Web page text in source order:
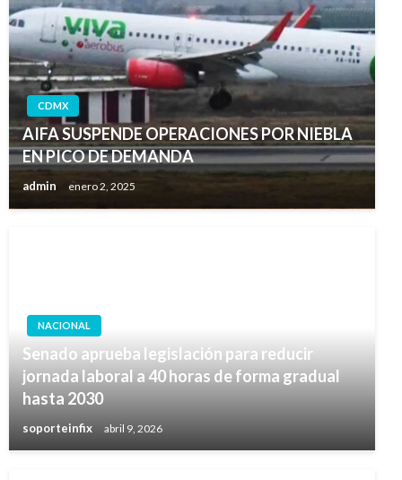
CDMX
AIFA SUSPENDE OPERACIONES POR NIEBLA
EN PICO DE DEMANDA
admin enero 2, 2025
NACIONAL
Senado aprueba legislación para reducir
jornada laboral a 40 horas de forma gradual
hasta 2030
soporteinfix abril 9, 2026